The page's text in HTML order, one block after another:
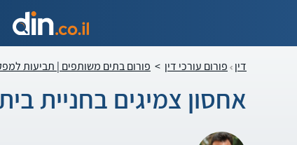
דין פורום עורכי דין > פורום בתים משותפים | תביעות
אחסון צמיגים בחניית